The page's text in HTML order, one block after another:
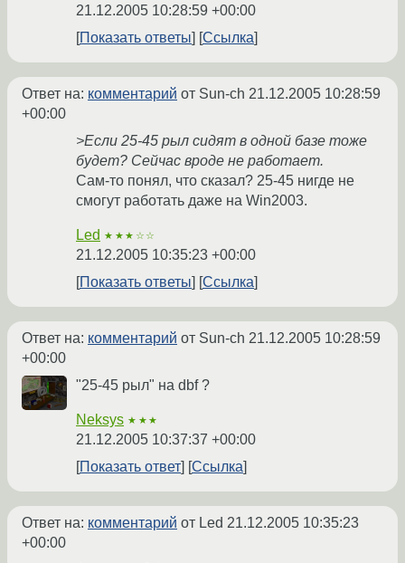
21.12.2005 10:28:59 +00:00
Показать ответы
Ссылка
Ответ на: комментарий от Sun-ch 21.12.2005 10:28:59
+00:00
>Если 25-45 рыл сидят в одной базе тоже
будет? Сейчас вроде не работает.
Сам-то понял, что сказал? 25-45 нигде не
смогут работать даже на Win2003.
Led ★★★☆☆
21.12.2005 10:35:23 +00:00
Показать ответы
Ссылка
Ответ на: комментарий от Sun-ch 21.12.2005 10:28:59
+00:00
"25-45 рыл" на dbf ?
Neksys ★★★
21.12.2005 10:37:37 +00:00
Показать ответ
Ссылка
Ответ на: комментарий от Led 21.12.2005 10:35:23
+00:00